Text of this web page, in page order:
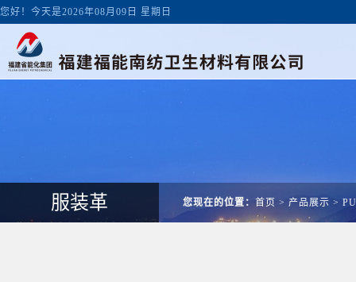
您好！今天是2026年08月09日 星期日
服装革 您现在的位置： 首页 > 产品展示 >